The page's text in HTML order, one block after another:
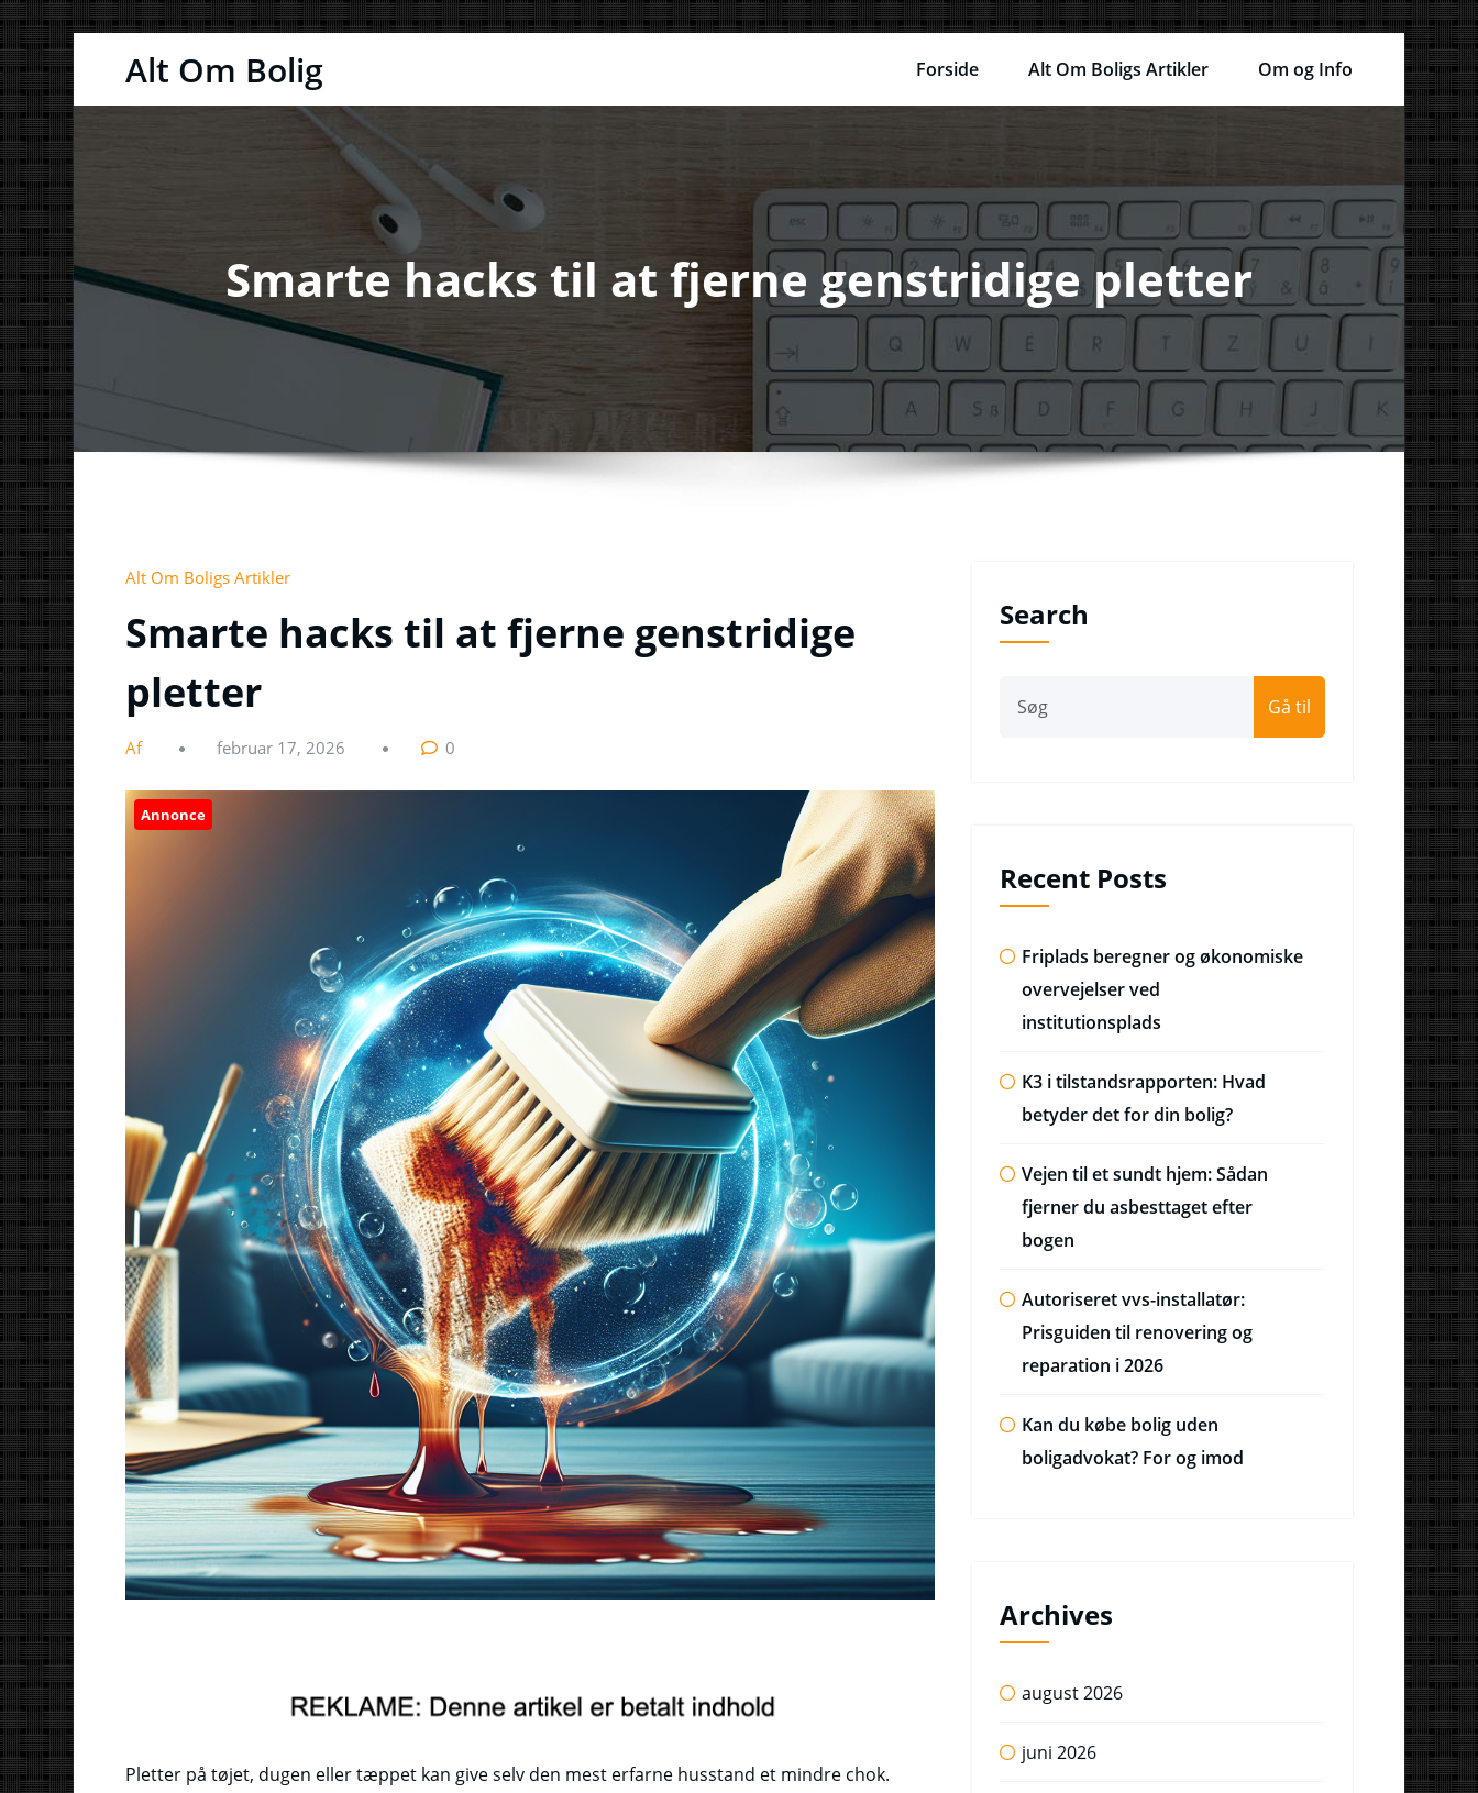
Alt Om Bolig Forside Alt Om Boligs Artikler Om og Info
Smarte hacks til at fjerne genstridige pletter
Alt Om Boligs Artikler
Smarte hacks til at fjerne genstridige
pletter
Af februar 17, 2026 0
Annonce
Pletter på tøjet, dugen eller tæppet kan give selv den mest erfarne husstand et mindre chok.
Search
Gå til
Recent Posts
Friplads beregner og økonomiske
overvejelser ved
institutionsplads
K3 i tilstandsrapporten: Hvad
betyder det for din bolig?
Vejen til et sundt hjem: Sådan
fjerner du asbesttaget efter
bogen
Autoriseret vvs-installatør:
Prisguiden til renovering og
reparation i 2026
Kan du købe bolig uden
boligadvokat? For og imod
Archives
august 2026
juni 2026